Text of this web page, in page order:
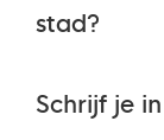
stad?
Schrijf je